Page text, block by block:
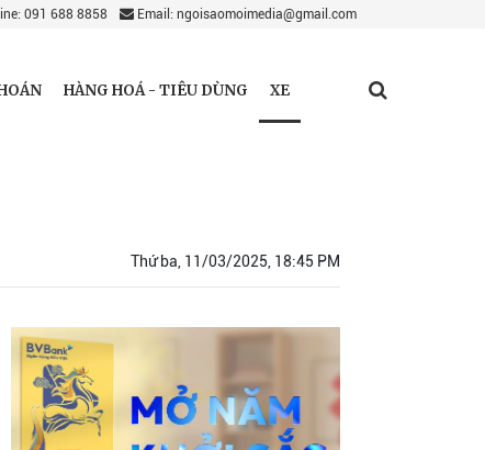
091 688 8858 Email: ngoisaomoimedia@gmail.com
HÀNG HOÁ - TIÊU DÙNG XE
Thứ ba, 11/03/2025, 18:45 PM